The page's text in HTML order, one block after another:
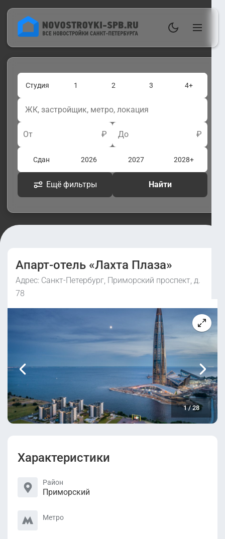
Студия 1 2 3 4+
От ₽ До ₽
Сдан 2026 2027 2028+
Ещё фильтры Найти
Апарт-отель «Лахта Плаза»
Адрес: Санкт-Петербург, Приморский проспект, д.
78
1/28
Характеристики
Район
Приморский
Метро